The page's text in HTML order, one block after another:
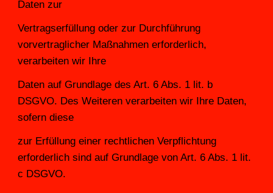
Daten zur
Vertragserfüllung oder zur Durchführung
vorvertraglicher Maßnahmen erforderlich,
verarbeiten wir Ihre
Daten auf Grundlage des Art. 6 Abs. 1 lit. b
DSGVO. Des Weiteren verarbeiten wir Ihre Daten,
sofern diese
zur Erfüllung einer rechtlichen Verpflichtung
erforderlich sind auf Grundlage von Art. 6 Abs. 1 lit.
c DSGVO.